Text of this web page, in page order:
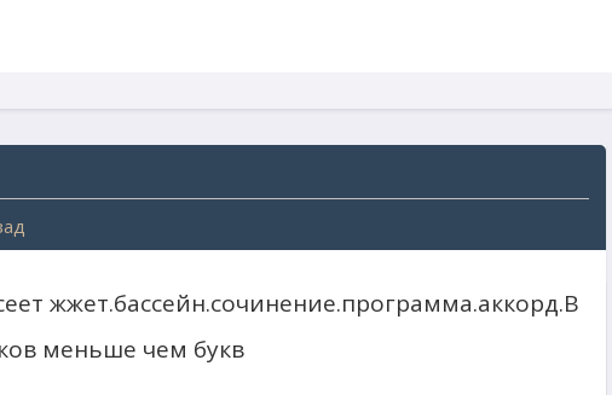
жжет.бассейн.сочинение.программа.аккорд.В
меньше чем букв